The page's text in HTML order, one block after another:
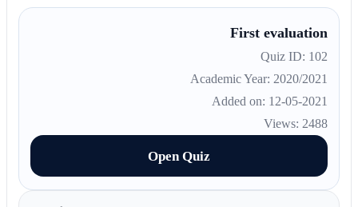
First evaluation
Quiz ID: 102
Academic Year: 2020/2021
Added on: 12-05-2021
Views: 2488
Open Quiz